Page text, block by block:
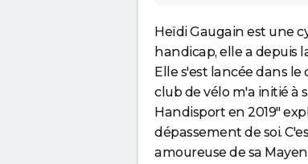
Heïdi Gaugain est une
handicap, elle a depuis
Elle s'est lancée dans
club de vélo m'a initié à
Handisport en 2019"
dépassement de soi.
amoureuse de sa